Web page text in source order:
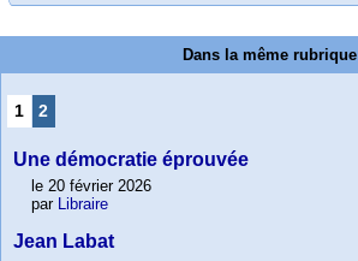
Dans la même rubrique
1 2
Une démocratie éprouvée
le 20 février 2026
par Libraire
Jean Labat